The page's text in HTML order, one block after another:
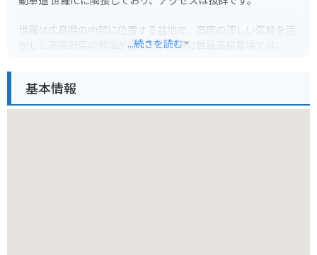
世羅は広島県の中部に位置する盆地で、高原の涼しい気候を活
かした高原野菜の栽培が盛んです。特に世羅高原農場では、春
世羅では、地元で採れた新鮮な野菜や果物をはじめ、世羅で作
られた加工品や工芸品など、お土産に最適なものがたくさん販
...続きを読む
基本情報